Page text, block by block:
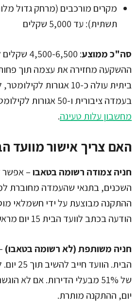
מקרים מורכבים (מרחק גדול
תשתית): עד 5,000 שקלים
סה"כ ממוצע
: 4,500-
ההשקעה מחזירה את עצמה תוך
בעמדה ציבורית ו-50 אגורות לקילומטר ברכב בנזין.
מחשבון עלות טעינה.
האם צריך אישור מוועד
חניה צמודה רשומה בטאבו– אפשר
השכנים, בתנאי שהעמדה מחוברת
ההתקנה מבוצעת על ידי חשמלאי
הודעה בכתב לוועד הבית 15 יום מראש.
חניה משותפת (לא רשומה בטאבו)
הבית.
יום, ההתקנה מותרת.